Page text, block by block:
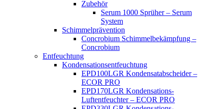
Zubehör
Serum 1000 Sprüher – Serum
System
Schimmelprävention
Concrobium Schimmelbekämpfung –
Concrobium
Entfeuchtung
Kondensationsentfeuchtung
EPD100LGR Kondensatabscheider –
ECOR PRO
EPD170LGR Kondensations-
Luftentfeuchter – ECOR PRO